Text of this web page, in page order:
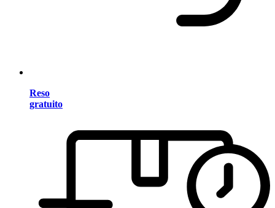
Reso
gratuito